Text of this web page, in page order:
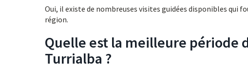
Oui, il existe de nombreuses visites guidées disponibles qui
région.
Quelle est la meilleure période
Turrialba ?